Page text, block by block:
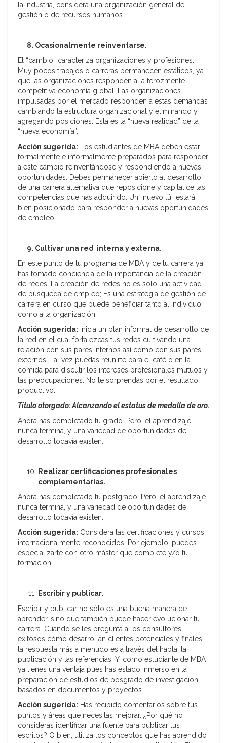
la industria, considera una organización general de
gestión o de recursos humanos.
8. Ocasionalmente reinventarse.
El “cambio” caracteriza organizaciones y profesiones.
Muy pocos trabajos o carreras permanecen estáticos, ya
que las organizaciones responden a la ferozmente
competitiva economía global. Las organizaciones
impulsadas por el mercado responden a estas demandas
cambiando la estructura organizacional y eliminando y
agregando posiciones. Esta es la “nueva realidad” de la
“nueva economía”.
Acción sugerida: Los estudiantes de MBA deben estar
formalmente e informalmente preparados para responder
a este cambio reinventándose y respondiendo a nuevas
oportunidades. Debes permanecer abierto al desarrollo
de una carrera alternativa que reposicione y capitalice las
competencias que has adquirido. Un “nuevo tú” estará
bien posicionado para responder a nuevas oportunidades
de empleo.
9. Cultivar una red interna y externa
En este punto de tu programa de MBA y de tu carrera ya
has tomado conciencia de la importancia de la creación
de redes. La creación de redes no es sólo una actividad
de búsqueda de empleo; Es una estrategia de gestión de
carrera en curso que puede beneficiar tanto al individuo
como a la organización.
Acción sugerida: Inicia un plan informal de desarrollo de
la red en el cual fortalezcas tus redes cultivando una
relación con sus pares internos así como con sus pares
externos. Tal vez puedas reunirte para el café o en la
comida para discutir los intereses profesionales mutuos y
las preocupaciones. No te sorprendas por el resultado
productivo.
Título otorgado: Alcanzando el estatus de medalla de oro.
Ahora has completado tu grado. Pero, el aprendizaje
nunca termina, y una variedad de oportunidades de
desarrollo todavía existen.
Realizar certificaciones profesionales
complementarias.
Ahora has completado tu postgrado. Pero, el aprendizaje
nunca termina, y una variedad de oportunidades de
desarrollo todavía existen.
Acción sugerida: Considera las certificaciones y cursos
internacionalmente reconocidos. Por ejemplo, puedes
especializarte con otro máster que complete y/o tu
formación.
Escribir y publicar.
Escribir y publicar no sólo es una buena manera de
aprender, sino que también puede hacer evolucionar tu
carrera. Cuando se les pregunta a los consultores
exitosos cómo desarrollan clientes potenciales y finales,
la respuesta más a menudo es a través del habla, la
publicación y las referencias. Y, como estudiante de MBA
ya tienes una ventaja pues has estado inmerso en la
preparación de estudios de posgrado de investigación
basados en documentos y proyectos.
Acción sugerida: Has recibido comentarios sobre tus
puntos y áreas que necesitas mejorar. ¿Por qué no
consideras identificar una fuente para publicar tus
escritos? O bien, utiliza los conceptos que has aprendido